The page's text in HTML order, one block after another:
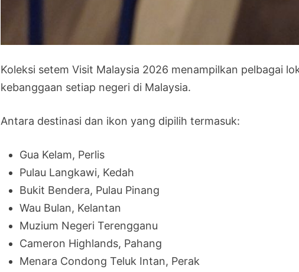
Koleksi setem Visit Malaysia 2026 menampilkan pelbagai
kebanggaan setiap negeri di Malaysia.
Antara destinasi dan ikon yang dipilih termasuk:
Gua Kelam, Perlis
Pulau Langkawi, Kedah
Bukit Bendera, Pulau Pinang
Wau Bulan, Kelantan
Muzium Negeri Terengganu
Cameron Highlands, Pahang
Menara Condong Teluk Intan, Perak